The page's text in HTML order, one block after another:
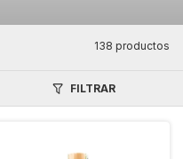
138 productos
FILTRAR